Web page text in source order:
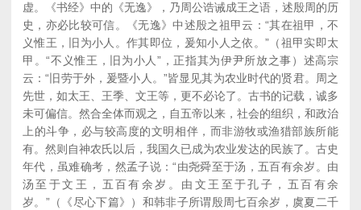
虚。《书经》中的《无逸》，乃周公诰诫成王之语，述殷周的历
史，亦必比较可信。《无逸》中述殷之祖甲云：“其在祖甲，不
义惟王，旧为小人。作其即位，爰知小人之依。”（祖甲实即太
甲。“不义惟王，旧为小人”，正指其为伊尹所放之事）述高宗
云：“旧劳于外，爰暨小人。”皆显见其为农业时代的贤君。周之
先世，如太王、王季、文王等，更不必论了。古书的记载，诚多
未可偏信。然合全体而观之，自五帝以来，社会的组织，和政治
上的斗争，必与较高度的文明相伴，而非游牧或渔猎部族所能
有。然则自神农氏以后，我国久已成为农业发达的民族了。古史
年代，虽难确考，然孟子说：“由尧舜至于汤，五百有余岁。由
汤至于文王，五百有余岁。由文王至于孔子，五百有余
岁。”（《尽心下篇》）和韩非子所谓殷周七百余岁，虞夏二千